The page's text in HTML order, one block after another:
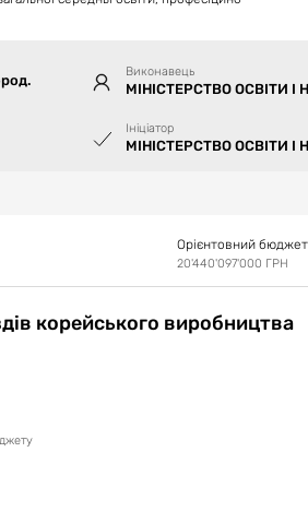
Виконавець
МІНІСТЕРСТВО ОСВІТИ І
Ініціатор
МІНІСТЕРСТВО ОСВІТИ І
Орієнтовний бюджет
20'440'097'000 ГРН
корейського виробництва